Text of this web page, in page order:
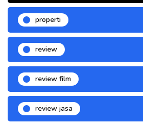
properti
review
review film
review jasa